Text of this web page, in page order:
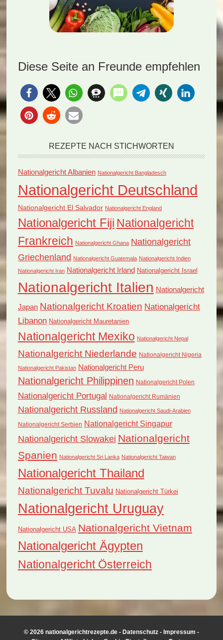
Diese Seite an Freunde empfehlen
REZEPTE NACH STICHWORTEN
Nationalgericht Albanien Nationalgericht Bangladesch
Nationalgericht Deutschland
Nationalgericht El Salvador Nationalgericht England
Nationalgericht Fiji Nationalgericht
Frankreich Nationalgericht Ghana Nationalgericht
Griechenland Nationalgericht Guatemala Nationalgericht Indien
Nationalgericht Iran Nationalgericht Irland Nationalgericht Israel
Nationalgericht Italien Nationalgericht
Japan Nationalgericht Kroatien Nationalgericht
Libanon Nationalgericht Mauretanien
Nationalgericht Mexiko Nationalgericht Nepal
Nationalgericht Niederlande Nationalgericht Nigeria
Nationalgericht Pakistan Nationalgericht Peru
Nationalgericht Philippinen Nationalgericht Polen
Nationalgericht Portugal Nationalgericht Rumänien
Nationalgericht Russland Nationalgericht Saudi-Arabien
Nationalgericht Serbien Nationalgericht Singapur
Nationalgericht Slowakei Nationalgericht
Spanien Nationalgericht Sri Lanka Nationalgericht Taiwan
Nationalgericht Thailand
Nationalgericht Tuvalu Nationalgericht Türkei
Nationalgericht Uruguay
Nationalgericht USA Nationalgericht Vietnam
Nationalgericht Ägypten
Nationalgericht Österreich
© 2026 nationalgerichtrezepte.de - Datenschutz - Impressum -